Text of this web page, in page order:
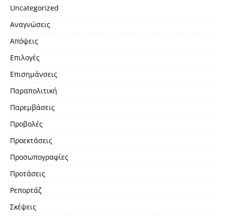
Uncategorized
Αναγνώσεις
Απόψεις
Επιλογές
Επισημάνσεις
Παραπολιτική
Παρεμβάσεις
Προβολές
Προεκτάσεις
Προσωπογραφίες
Προτάσεις
Ρεπορτάζ
Σκέψεις